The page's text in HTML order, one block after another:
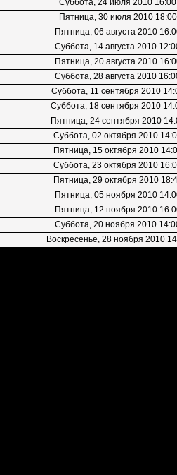
Суббота, 24 июля 2010 16:00
Пятница, 30 июля 2010 18:00
Пятница, 06 августа 2010
Суббота, 14 августа 2010
Пятница, 20 августа 2010
Суббота, 28 августа 2010
Суббота, 11 сентября 2010
Суббота, 18 сентября 2010
Пятница, 24 сентября 2010
Суббота, 02 октября 2010
Пятница, 15 октября 2010
Суббота, 23 октября 2010
Пятница, 29 октября 2010
Пятница, 05 ноября 2010
Пятница, 12 ноября 2010
Суббота, 20 ноября 2010
Воскресенье, 28 ноября 2010